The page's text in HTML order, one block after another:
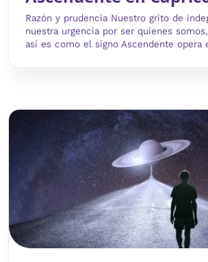
Razón y prudencia Nuestro grito de
nuestra urgencia por ser quienes
así es como el signo Ascendente opera